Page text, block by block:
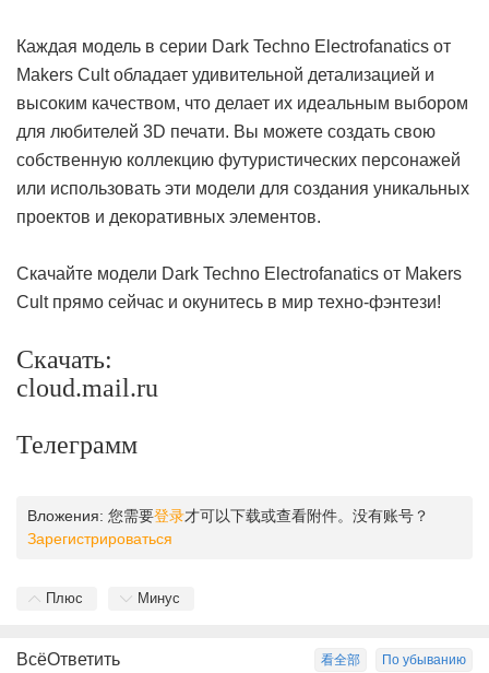
Каждая модель в серии Dark Techno Electrofanatics от
Makers Cult обладает удивительной детализацией и
высоким качеством, что делает их идеальным выбором
для любителей 3D печати. Вы можете создать свою
собственную коллекцию футуристических персонажей
или использовать эти модели для создания уникальных
проектов и декоративных элементов.
Скачайте модели Dark Techno Electrofanatics от Makers
Cult прямо сейчас и окунитесь в мир техно-фэнтези!
Скачать:
cloud.mail.ru
Телеграмм
Вложения: 您需要登录才可以下载或查看附件。没有账号？
Зарегистрироваться
Плюс Минус
По убыванию
看全部
ВсёОтветить